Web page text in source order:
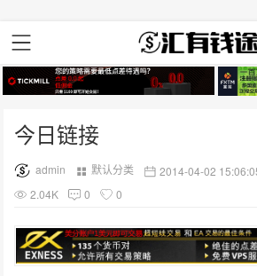
今日链接
admin 默认分类
2014-04-02
2.04K
0 0